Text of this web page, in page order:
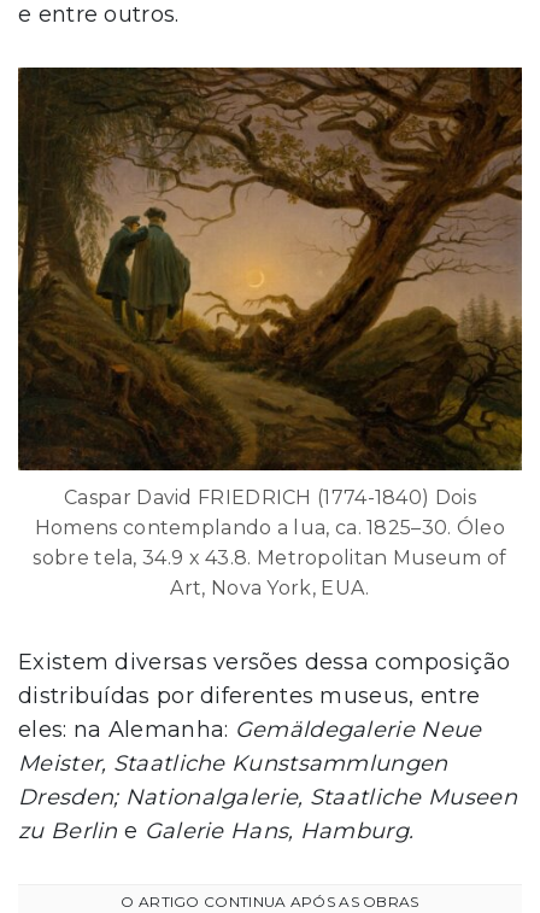
e entre outros.
Caspar David FRIEDRICH (1774-1840) Dois
Homens contemplando a lua, ca. 1825–30. Óleo
sobre tela, 34.9 x 43.8. Metropolitan Museum of
Art, Nova York, EUA.
Existem diversas versões dessa composição
distribuídas por diferentes museus, entre
eles: na Alemanha: Gemäldegalerie Neue
Meister, Staatliche Kunstsammlungen
Dresden; Nationalgalerie, Staatliche Museen
zu Berlin e Galerie Hans, Hamburg.